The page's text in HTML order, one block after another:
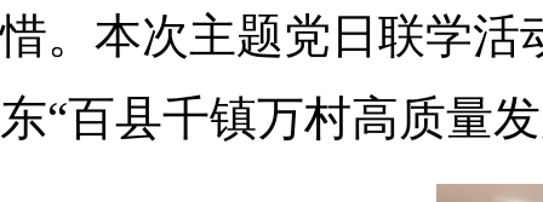
惜。 本次主题党日联学活
东“百县千镇万村高质量